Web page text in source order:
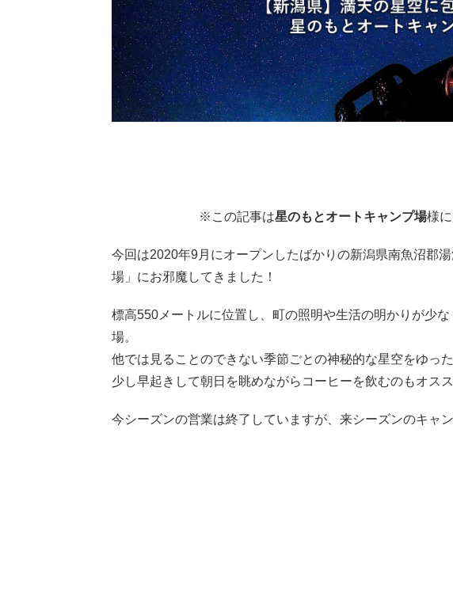
※この記事は星のもとオートキャンプ場様
今回は2020年9月にオープンしたばかりの新潟県南魚沼郡
場」にお邪魔してきました！
標高550メートルに位置し、町の照明や生活の明かりが少
場。
他では見ることのできない季節ごとの神秘的な星空をゆっ
少し早起きして朝日を眺めながらコーヒーを飲むのもオスス
今シーズンの営業は終了していますが、来シーズンのキャ